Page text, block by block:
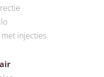
injecties